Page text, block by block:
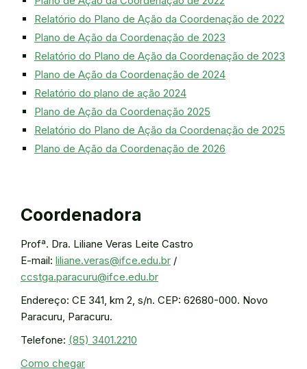
Relatório do Plano de Ação da Coordenação de 2022
Plano de Ação da Coordenação de 2023
Relatório do Plano de Ação da Coordenação de 2023
Plano de Ação da Coordenação de 2024
Relatório do plano de ação 2024
Plano de Ação da Coordenação 2025
Relatório do Plano de Ação da Coordenação de 2025
Plano de Ação da Coordenação de 2026
Coordenadora
Profª. Dra. Liliane Veras Leite Castro
E-mail: liliane.veras@ifce.edu.br /
ccstga.paracuru@ifce.edu.br
Endereço: CE 341, km 2, s/n. CEP: 62680-000. Novo
Paracuru, Paracuru.
Telefone: (85) 3401.2210
Como chegar